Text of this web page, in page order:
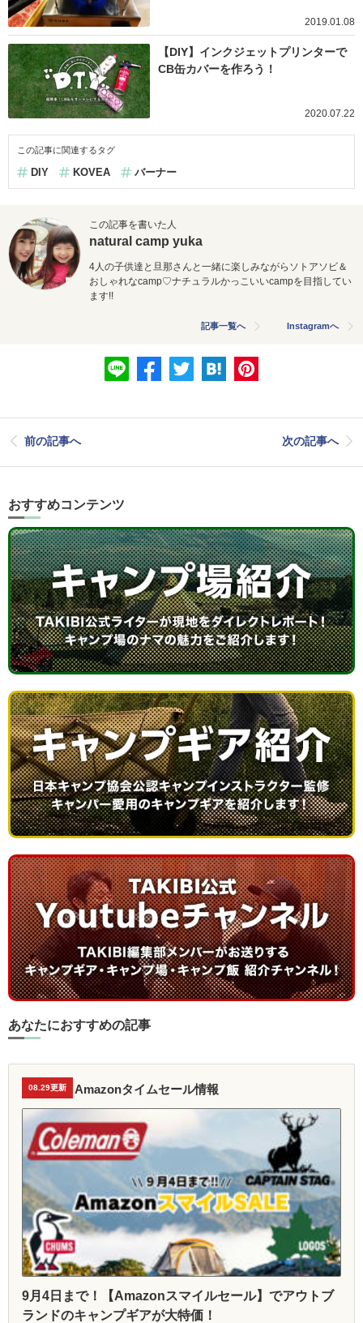
2019.01.08
【DIY】インクジェットプリンターで
CB缶カバーを作ろう！
2020.07.22
この記事に関連するタグ
DIY KOVEA バーナー
この記事を書いた人
natural camp yuka
4人の子供達と旦那さんと一緒に楽しみながらソトアソビ＆
おしゃれなcamp♡ナチュラルかっこいいcampを目指してい
ます!!
記事一覧へ Instagramへ
前の記事へ 次の記事へ
おすすめコンテンツ
あなたにおすすめの記事
08.29更新 Amazonタイムセール情報
9月4日まで！【Amazonスマイルセール】でアウトブ
ランドのキャンプギアが大特価！